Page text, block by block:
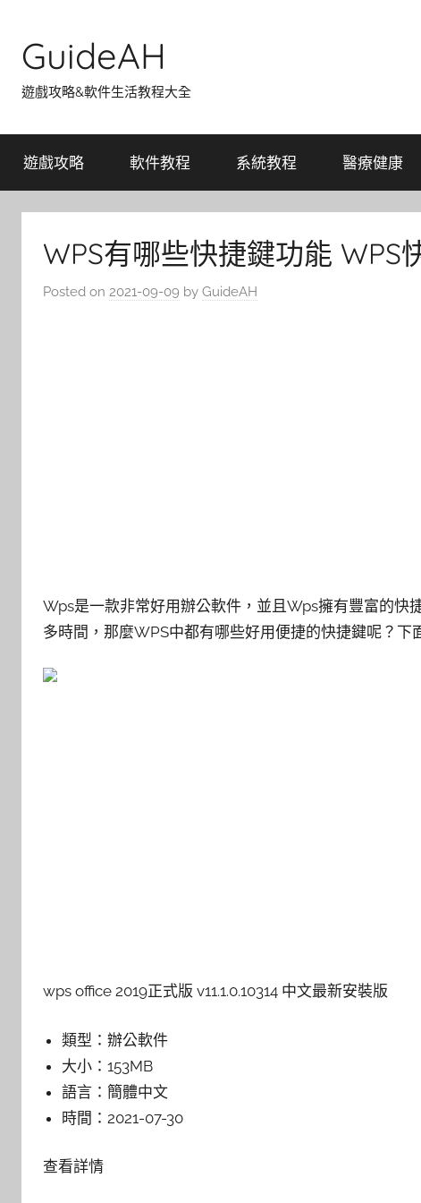
content
GuideAH
遊戲攻略&軟件生活教程大全
遊戲攻略 軟件教程 系統教程 醫療健康
WPS有哪些快捷鍵功能 WPS
Posted on 2021-09-09 by GuideAH
Wps是一款非常好用辦公軟件，並且Wps擁有豐富的快
多時間，那麼WPS中都有哪些好用便捷的快捷鍵呢？下
wps office 2019正式版 v11.1.0.10314 中文最新安裝版
類型：辦公軟件
大小：153MB
語言： 簡體中文
時間： 2021-07-30
查看詳情